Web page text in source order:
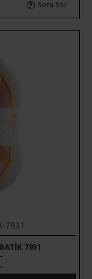
Soru Sor
7931
7931